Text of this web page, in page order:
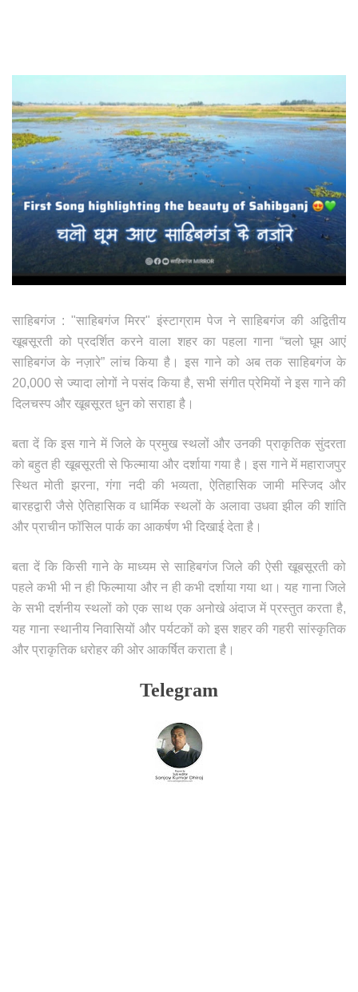
साहिबगंज : "साहिबगंज मिरर" इंस्टाग्राम पेज ने साहिबगंज की अद्वितीय
खूबसूरती को प्रदर्शित करने वाला शहर का पहला गाना “चलो घूम आएं
साहिबगंज के नज़ारे” लांच किया है। इस गाने को अब तक साहिबगंज के
20,000 से ज्यादा लोगों ने पसंद किया है, सभी संगीत प्रेमियों ने इस गाने की
दिलचस्प और खूबसूरत धुन को सराहा है।
बता दें कि इस गाने में जिले के प्रमुख स्थलों और उनकी प्राकृतिक सुंदरता
को बहुत ही खूबसूरती से फिल्माया और दर्शाया गया है। इस गाने में महाराजपुर
स्थित मोती झरना, गंगा नदी की भव्यता, ऐतिहासिक जामी मस्जिद और
बारहद्वारी जैसे ऐतिहासिक व धार्मिक स्थलों के अलावा उधवा झील की शांति
और प्राचीन फॉसिल पार्क का आकर्षण भी दिखाई देता है।
बता दें कि किसी गाने के माध्यम से साहिबगंज जिले की ऐसी खूबसूरती को
पहले कभी भी न ही फिल्माया और न ही कभी दर्शाया गया था। यह गाना जिले
के सभी दर्शनीय स्थलों को एक साथ एक अनोखे अंदाज में प्रस्तुत करता है,
यह गाना स्थानीय निवासियों और पर्यटकों को इस शहर की गहरी सांस्कृतिक
और प्राकृतिक धरोहर की ओर आकर्षित कराता है।
Telegram